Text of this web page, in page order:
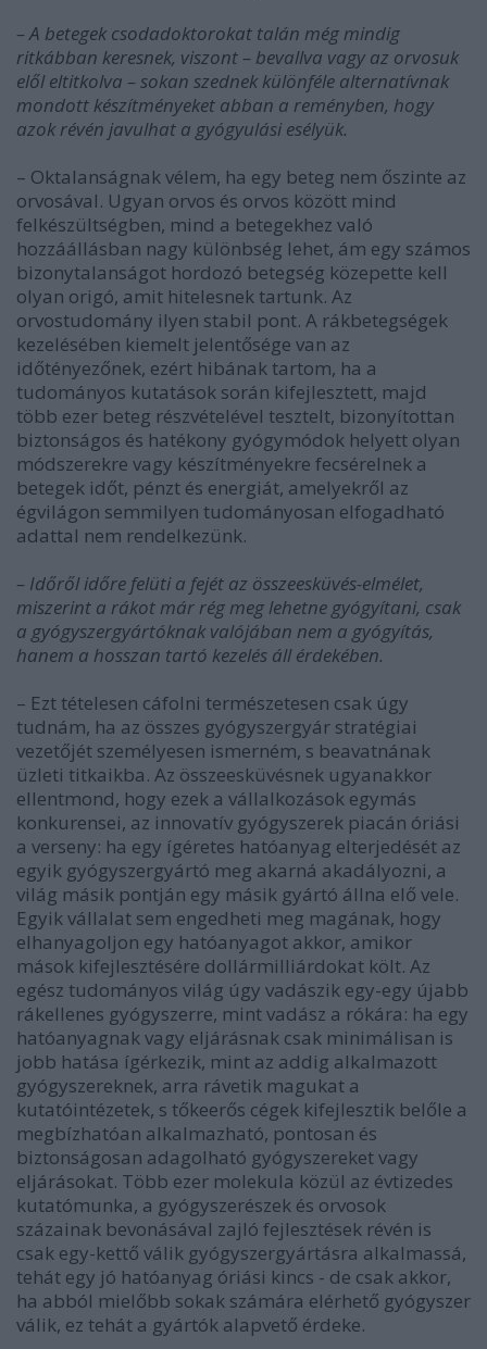
– A betegek csodadoktorokat talán még mindig
ritkábban keresnek, viszont – bevallva vagy az orvosuk
elől eltitkolva – sokan szednek különféle alternatívnak
mondott készítményeket abban a reményben, hogy
azok révén javulhat a gyógyulási esélyük.
– Oktalanságnak vélem, ha egy beteg nem őszinte az
orvosával. Ugyan orvos és orvos között mind
felkészültségben, mind a betegekhez való
hozzáállásban nagy különbség lehet, ám egy számos
bizonytalanságot hordozó betegség közepette kell
olyan origó, amit hitelesnek tartunk. Az
orvostudomány ilyen stabil pont. A rákbetegségek
kezelésében kiemelt jelentősége van az
időtényezőnek, ezért hibának tartom, ha a
tudományos kutatások során kifejlesztett, majd
több ezer beteg részvételével tesztelt, bizonyítottan
biztonságos és hatékony gyógymódok helyett olyan
módszerekre vagy készítményekre fecsérelnek a
betegek időt, pénzt és energiát, amelyekről az
égvilágon semmilyen tudományosan elfogadható
adattal nem rendelkezünk.
– Időről időre felüti a fejét az összeesküvés-elmélet,
miszerint a rákot már rég meg lehetne gyógyítani, csak
a gyógyszergyártóknak valójában nem a gyógyítás,
hanem a hosszan tartó kezelés áll érdekében.
– Ezt tételesen cáfolni természetesen csak úgy
tudnám, ha az összes gyógyszergyár stratégiai
vezetőjét személyesen ismerném, s beavatnának
üzleti titkaikba. Az összeesküvésnek ugyanakkor
ellentmond, hogy ezek a vállalkozások egymás
konkurensei, az innovatív gyógyszerek piacán óriási
a verseny: ha egy ígéretes hatóanyag elterjedését az
egyik gyógyszergyártó meg akarná akadályozni, a
világ másik pontján egy másik gyártó állna elő vele.
Egyik vállalat sem engedheti meg magának, hogy
elhanyagoljon egy hatóanyagot akkor, amikor
mások kifejlesztésére dollármilliárdokat költ. Az
egész tudományos világ úgy vadászik egy-egy újabb
rákellenes gyógyszerre, mint vadász a rókára: ha egy
hatóanyagnak vagy eljárásnak csak minimálisan is
jobb hatása ígérkezik, mint az addig alkalmazott
gyógyszereknek, arra rávetik magukat a
kutatóintézetek, s tőkeerős cégek kifejlesztik belőle a
megbízhatóan alkalmazható, pontosan és
biztonságosan adagolható gyógyszereket vagy
eljárásokat. Több ezer molekula közül az évtizedes
kutatómunka, a gyógyszerészek és orvosok
százainak bevonásával zajló fejlesztések révén is
csak egy-kettő válik gyógyszergyártásra alkalmassá,
tehát egy jó hatóanyag óriási kincs - de csak akkor,
ha abból mielőbb sokak számára elérhető gyógyszer
válik, ez tehát a gyártók alapvető érdeke.